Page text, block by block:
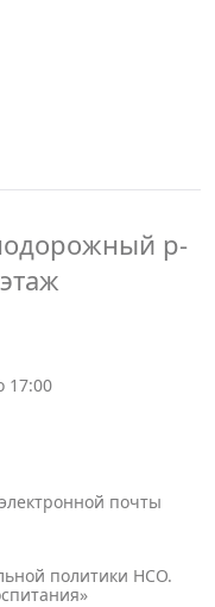
р-
17:00
почты
политики НСО.